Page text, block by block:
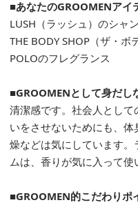
■あなたのGROOMENアイ
LUSH（ラッシュ）のシャ
THE BODY SHOP（ザ・
POLOのフレグランス
■GROOMENとして身だし
清潔感です。社会人とし
いをさせないためにも、
燥などは気にしています
ムは、香りが気に入って使
■GROOMEN的こだわりポ